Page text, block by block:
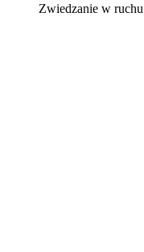
Zwiedzanie w ruchu